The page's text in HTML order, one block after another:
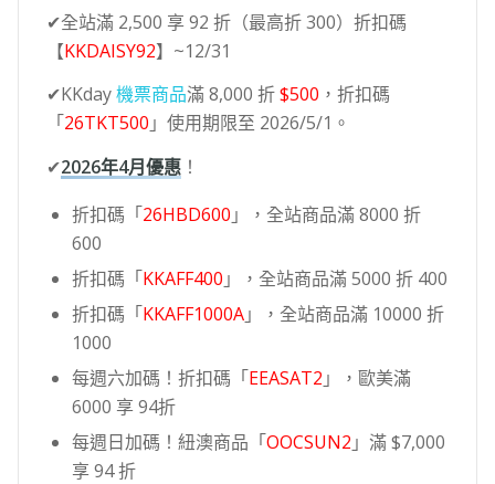
✔全站滿 2,500 享 92 折（最高折 300）折扣碼
【KKDAISY92】~12/31
✔KKday機票商品滿 8,000 折$500 ，折扣碼
「26TKT500 」使用期限至 2026/5/1。
✔2026年4月優惠！
折扣碼「26HBD600 」，全站商品滿 8000 折
600
折扣碼「KKAFF400 」，全站商品滿 5000 折 400
折扣碼「KKAFF1000A」，全站商品滿 10000 折
1000
每週六加碼！折扣碼「EEASAT2 」，歐美滿
6000 享 94折
每週日加碼！紐澳商品「OOCSUN2 」滿 $7,000
享 94 折